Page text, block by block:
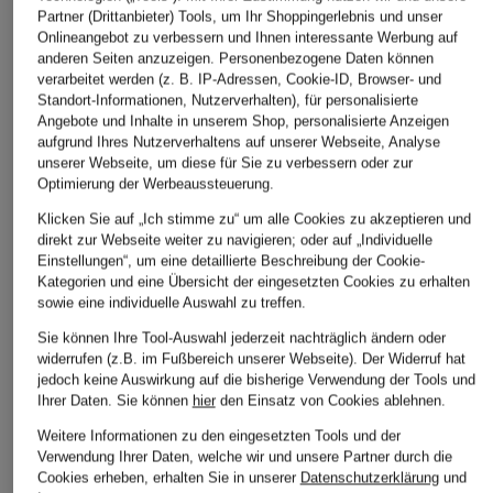
LES DEUX
Leinenshorts OTTO
CHF 80
Ursprünglich:CHF 109
STROKESMAN'S
Shorts Regular Fit mit
CHF 70
Ursprünglich:CHF 85
NOWADAYS
CHF 50
Ursprünglich:
Partner (Drittanbieter) Tools, um Ihr Shoppingerlebnis und unser
Onlineangebot zu verbessern und Ihnen interessante Werbung auf
anderen Seiten anzuzeigen. Personenbezogene Daten können
verarbeitet werden (z. B. IP-Adressen, Cookie-ID, Browser- und
Standort-Informationen, Nutzerverhalten), für personalisierte
Angebote und Inhalte in unserem Shop, personalisierte Anzeigen
aufgrund Ihres Nutzerverhaltens auf unserer Webseite, Analyse
unserer Webseite, um diese für Sie zu verbessern oder zur
Optimierung der Werbeaussteuerung.
Klicken Sie auf „Ich stimme zu“ um alle Cookies zu akzeptieren und
direkt zur Webseite weiter zu navigieren; oder auf „Individuelle
Einstellungen“, um eine detaillierte Beschreibung der Cookie-
Kategorien und eine Übersicht der eingesetzten Cookies zu erhalten
sowie eine individuelle Auswahl zu treffen.
Sie können Ihre Tool-Auswahl jederzeit nachträglich ändern oder
widerrufen (z.B. im Fußbereich unserer Webseite). Der Widerruf hat
jedoch keine Auswirkung auf die bisherige Verwendung der Tools und
Ihrer Daten. Sie können hierden Einsatz von Cookies ablehnen.
Weitere Informationen zu den eingesetzten Tools und der
Verwendung Ihrer Daten, welche wir und unsere Partner durch die
Cookies erheben, erhalten Sie in unserer Datenschutzerklärungund